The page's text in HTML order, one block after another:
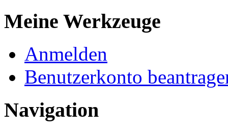
Meine Werkzeuge
Anmelden
Benutzerkonto
Navigation